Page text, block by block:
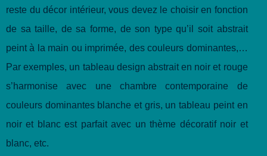
reste du décor intérieur, vous devez le choisir en fonction
de sa taille, de sa forme, de son type qu’il soit abstrait
peint à la main ou imprimée, des couleurs dominantes,…
Par exemples, un tableau design abstrait en noir et rouge
s’harmonise avec une chambre contemporaine de
couleurs dominantes blanche et gris, un tableau peint en
noir et blanc est parfait avec un thème décoratif noir et
blanc, etc.